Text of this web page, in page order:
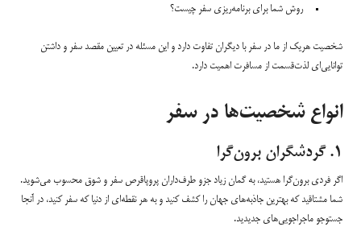
روش شما برای برنامه‌ریزی سفر چیست؟
شخصیت هریک از ما در سفر با دیگران تفاوت دارد و این مسئله در تعیین مقصد سفر و داشتن
توانایی‌ای لذت‌قسمت از مسافرت اهمیت دارد.
انواع شخصیت‌ها در سفر
۱. گردشگران برون‌گرا
اگر فردی برون‌گرا هستید، به گمان زیاد جزو طرف‌داران پروپاقرص سفر و شوق محسوب می‌شوید.
شما مشتاقید که بهترین جاذبه‌های جهان را کشف کنید و به هر نقطه‌ای از دنیا که سفر کنید، در آنجا
جستوجو ماجراجویی‌های جدیدید.